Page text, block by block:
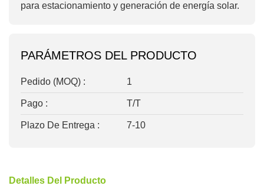
para estacionamiento y generación de energía solar.
PARÁMETROS DEL PRODUCTO
Pedido (MOQ) : 1
Pago : T/T
Plazo De Entrega : 7-10
Detalles Del Producto